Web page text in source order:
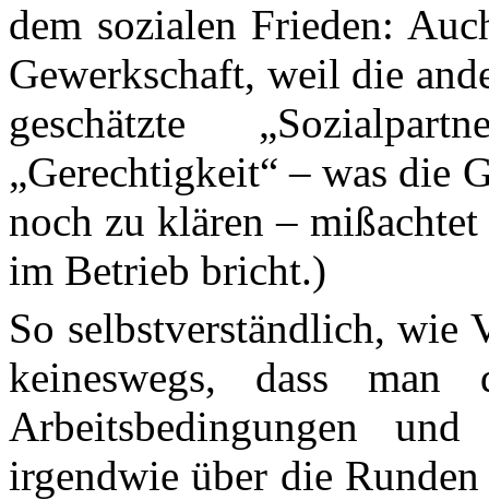
dem sozialen Frieden:
Gewerkschaft, weil die
geschätzte
„Gerechtigkeit“ – was die
noch zu klären –
im Betrieb bricht.)
So selbstverständlich, wie
keineswegs, dass man
Arbeitsbedingungen
irgendwie über die